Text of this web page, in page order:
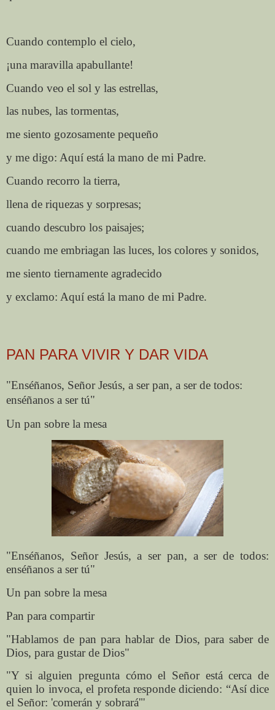
Cuando contemplo el cielo,
¡una maravilla apabullante!
Cuando veo el sol y las estrellas,
las nubes, las tormentas,
me siento gozosamente pequeño
y me digo: Aquí está la mano de mi Padre.
Cuando recorro la tierra,
llena de riquezas y sorpresas;
cuando descubro los paisajes;
cuando me embriagan las luces, los colores y sonidos,
me siento tiernamente agradecido
y exclamo: Aquí está la mano de mi Padre.
PAN PARA VIVIR Y DAR VIDA
"Enséñanos, Señor Jesús, a ser pan, a ser de todos:
enséñanos a ser tú"
Un pan sobre la mesa
"Enséñanos, Señor Jesús, a ser pan, a ser de todos:
enséñanos a ser tú"
Un pan sobre la mesa
Pan para compartir
"Hablamos de pan para hablar de Dios, para saber de
Dios, para gustar de Dios"
"Y si alguien pregunta cómo el Señor está cerca de
quien lo invoca, el profeta responde diciendo: “Así dice
el Señor: 'comerán y sobrará'"